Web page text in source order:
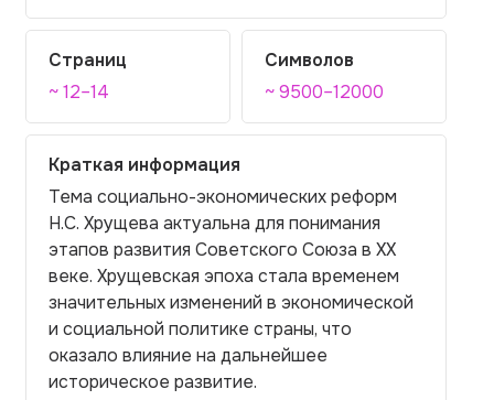
Страниц
~ 12–14
Символов
~ 9500–12000
Краткая информация
Тема социально-экономических реформ
Н.С. Хрущева актуальна для понимания
этапов развития Советского Союза в XX
веке. Хрущевская эпоха стала временем
значительных изменений в экономической
и социальной политике страны, что
оказало влияние на дальнейшее
историческое развитие.